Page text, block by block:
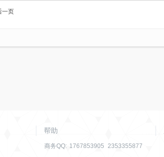
一页
帮助
商务QQ: 1767853905 2353355877